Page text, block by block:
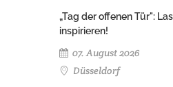
„Tag der offenen Tür":
inspirieren!
07. August 2026
Düsseldorf